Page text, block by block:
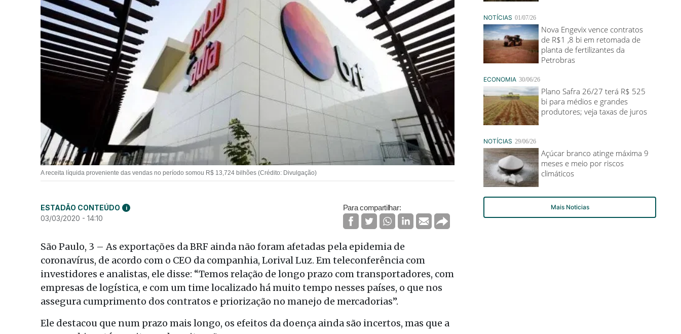
A receita líquida proveniente das vendas no período somou R$ 13,724 bilhões (Crédito: Divulgação)
ESTADÃO CONTEÚDO i
03/03/2020 - 14:10
Para compartilhar:
São Paulo, 3 – As exportações da BRF ainda não foram afetadas pela epidemia de
coronavírus, de acordo com o CEO da companhia, Lorival Luz. Em teleconferência com
investidores e analistas, ele disse: “Temos relação de longo prazo com transportadores, com
empresas de logística, e com um time localizado há muito tempo nesses países, o que nos
assegura cumprimento dos contratos e priorização no manejo de mercadorias”.
Ele destacou que num prazo mais longo, os efeitos da doença ainda são incertos, mas que a